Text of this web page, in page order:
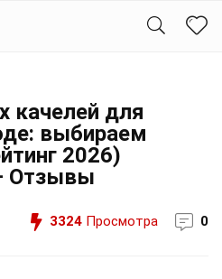
для
выбираем
2026)
Отзывы
3324 Просмотра 0